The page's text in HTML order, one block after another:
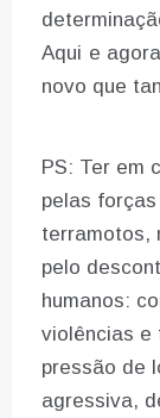
Aqui e
novo que
PS: Ter em
pelas
terramotos,
pelo
humanos:
violências
pressão de
agressiva,